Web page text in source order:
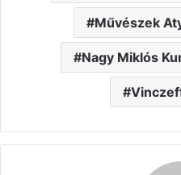
Művészek
Nagy Miklós